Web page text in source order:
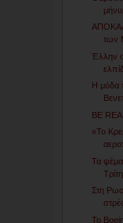
των
Έλλην
Η μόδα
BE
«Το
Τα
Στη
Το